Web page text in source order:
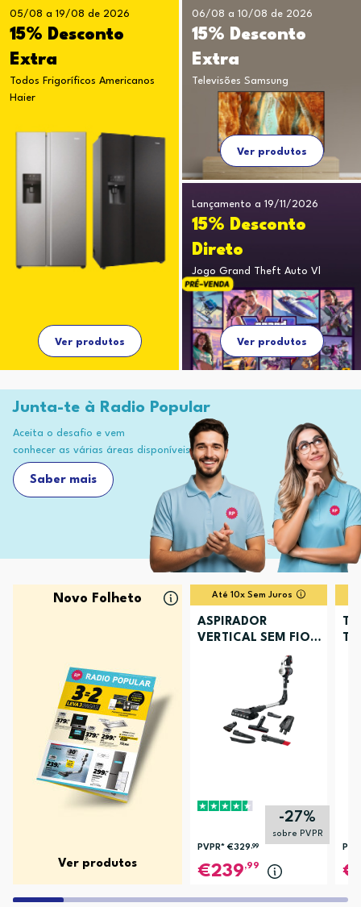
05/08 a 19/08 de 2026
15% Desconto
Extra
Todos Frigoríficos Americanos
Haier
Ver produtos
06/08 a 10/08 de 2026
15% Desconto
Extra
Televisões Samsung
Ver produtos
Lançamento a 19/11/2026
15% Desconto
Direto
Jogo Grand Theft Auto Vl
Ver produtos
Junta-te à Radio Popular
Aceita o desafio e vem
conhecer as várias áreas disponíveis
Saber mais
Novo Folheto
Ver produtos
Até 10x Sem Juros
ASPIRADOR
VERTICAL SEM FIOS
BOSCH BCS711XXL
-27%
sobre PVPR
PVPR* €329,99
239,99
TV